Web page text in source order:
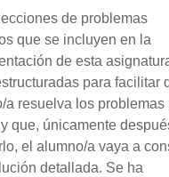
de problemas
que se incluyen en la
de esta
para facilitar
a resuelva los problemas
que, únicamente
el alumno/a vaya a
detallada. Se ha